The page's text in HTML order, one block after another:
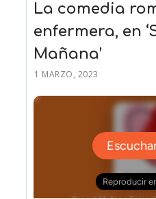
La comedia
enfermera, en
Mañana’
1 MARZO, 2023